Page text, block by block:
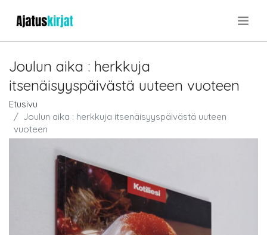
Joulun aika : herkkuja
itsenäisyyspäivästä uuteen vuoteen
Etusivu
Joulun aika : herkkuja itsenäisyyspäivästä uuteen
vuoteen